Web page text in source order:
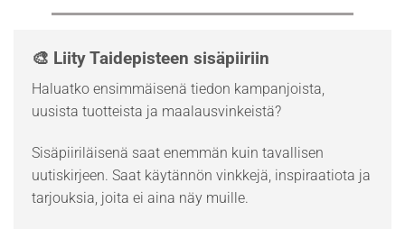
🎨 Liity Taidepisteen sisäpiiriin
Haluatko ensimmäisenä tiedon kampanjoista,
uusista tuotteista ja maalausvinkeistä?
Sisäpiiriläisenä saat enemmän kuin tavallisen
uutiskirjeen. Saat käytännön vinkkejä, inspiraatiota ja
tarjouksia, joita ei aina näy muille.